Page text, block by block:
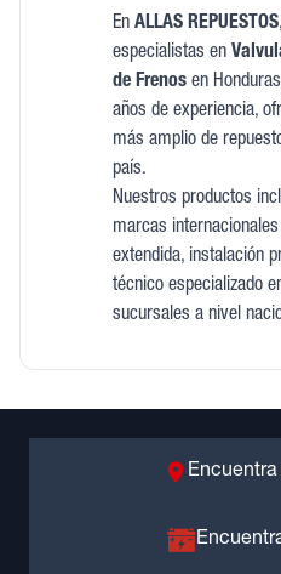
En ALLAS REPUESTOS
especialistas en
de Frenosen
años de experiencia,
más amplio de
país.
Nuestros productos
marcas
extendida, instalación
técnico especializado
sucursales a nivel